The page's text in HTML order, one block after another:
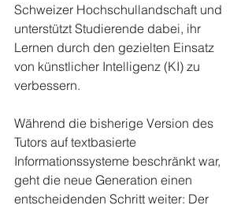
Schweizer Hochschullandschaft und
unterstützt Studierende dabei, ihr
Lernen durch den gezielten Einsatz
von künstlicher Intelligenz (KI) zu
verbessern.
Während die bisherige Version des
Tutors auf textbasierte
Informationssysteme beschränkt war,
geht die neue Generation einen
entscheidenden Schritt weiter: Der